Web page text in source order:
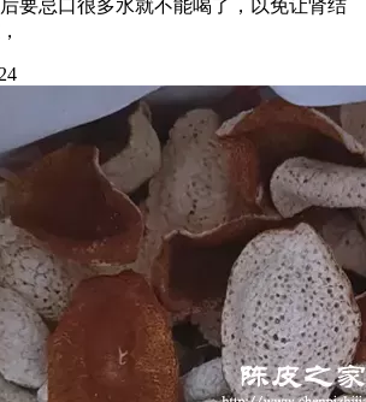
要忌口很多水就不能喝了，以免让肾结